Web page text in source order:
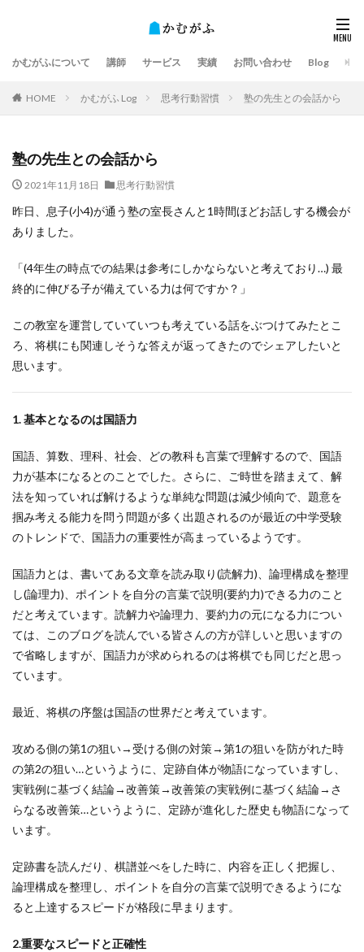
かむがふについて 講師 サービス 実績 お問い合わせ Blog
HOME かむがふ Log 思考行動習慣 塾の先生との会話から
塾の先生との会話から
2021年11月18日 思考行動習慣
昨日、息子(小4)が通う塾の室長さんと1時間ほどお話しする機会が
ありました。
「(4年生の時点での結果は参考にしかならないと考えており…) 最
終的に伸びる子が備えている力は何ですか？」
この教室を運営していていつも考えている話をぶつけてみたとこ
ろ、将棋にも関連しそうな答えが返ってきたのでシェアしたいと
思います。
1. 基本となるのは国語力
国語、算数、理科、社会、どの教科も言葉で理解するので、国語
力が基本になるとのことでした。さらに、ご時世を踏まえて、解
法を知っていれば解けるような単純な問題は減少傾向で、題意を
掴み考える能力を問う問題が多く出題されるのが最近の中学受験
のトレンドで、国語力の重要性が高まっているようです。
国語力とは、書いてある文章を読み取り(読解力)、論理構成を整理
し(論理力)、ポイントを自分の言葉で説明(要約力)できる力のこと
だと考えています。読解力や論理力、要約力の元になる力につい
ては、このブログを読んでいる皆さんの方が詳しいと思いますの
で省略しますが、国語力が求められるのは将棋でも同じだと思っ
ています。
最近、将棋の序盤は国語の世界だと考えています。
攻める側の第1の狙い→受ける側の対策→第1の狙いを防がれた時
の第2の狙い…というように、定跡自体が物語になっていますし、
実戦例に基づく結論→改善策→改善策の実戦例に基づく結論→さ
らなる改善策…というように、定跡が進化した歴史も物語になって
います。
定跡書を読んだり、棋譜並べをした時に、内容を正しく把握し、
論理構成を整理し、ポイントを自分の言葉で説明できるようにな
ると上達するスピードが格段に早まります。
2.重要なスピードと正確性